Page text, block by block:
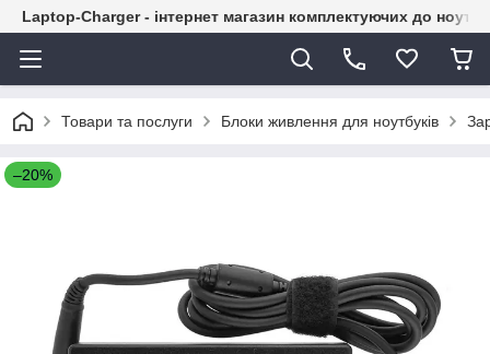
Laptop-Charger - інтернет магазин комплектуючих до
Товари та послуги Блоки живлення для ноутбуків
–20%